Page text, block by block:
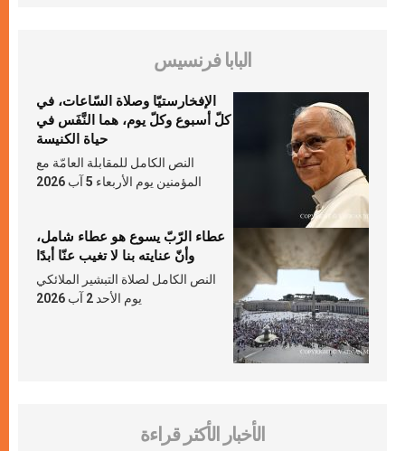
البابا فرنسيس
الإفخارستيّا وصلاة السّاعات، في
كلّ أسبوع وكلّ يوم، هما النَّفَس في
حياة الكنيسة
النص الكامل للمقابلة العامّة مع
المؤمنين يوم الأربعاء 5 آب 2026
عطاء الرّبّ يسوع هو عطاء شامل،
وأنّ عنايته بنا لا تغيب عنّا أبدًا
النص الكامل لصلاة التبشير الملائكي
يوم الأحد 2 آب 2026
الأخبار الأكثر قراءة